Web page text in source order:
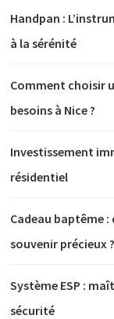
Handpan :
à la sérénité
Comment choisir
besoins à Nice ?
Investissement
résidentiel
Cadeau baptême
souvenir précieux ?
Système ESP :
sécurité